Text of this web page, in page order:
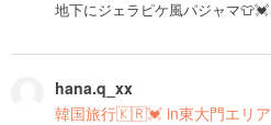
地下にジェラピケ風パジャマ👕💓
hana.q_xx
韓国旅行🇰🇷💓 in東大門エリア